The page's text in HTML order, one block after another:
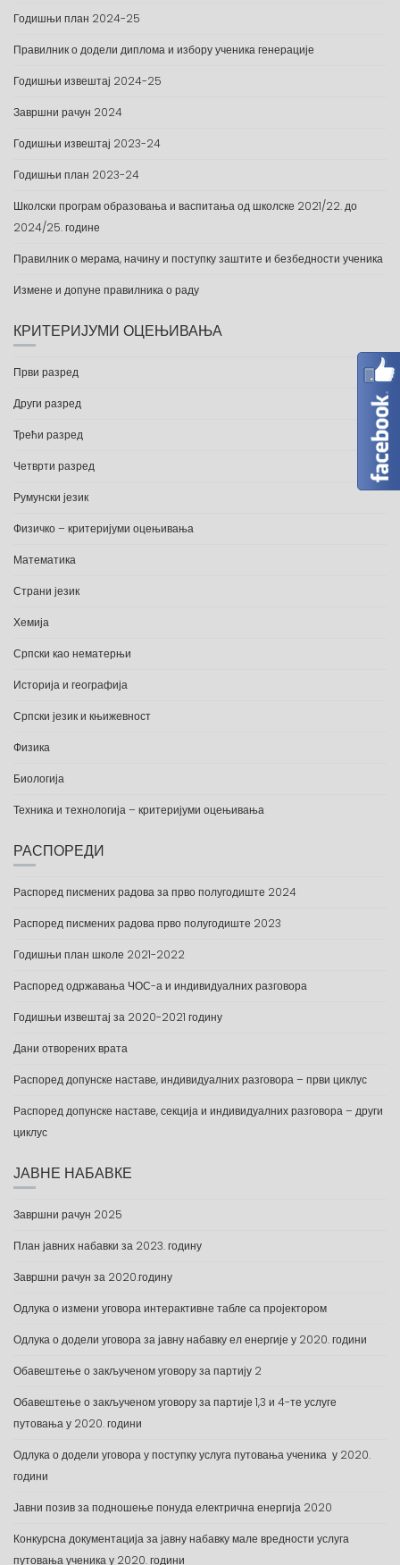
Годишњи план 2024-25
Правилник о додели диплома и избору ученика генерације
Годишњи извештај 2024-25
Завршни рачун 2024
Годишњи извештај 2023-24
Годишњи план 2023-24
Школски програм образовања и васпитања од школске 2021/22. до
2024/25. године
Правилник о мерама, начину и поступку заштите и безбедности ученика
Измене и допуне правилника о раду
КРИТЕРИЈУМИ ОЦЕЊИВАЊА
Први разред
Други разред
Трећи разред
Четврти разред
Румунски језик
Физичко – критеријуми оцењивања
Математика
Страни језик
Хемија
Српски као нематерњи
Историја и географија
Српски језик и књижевност
Физика
Биологија
Техника и технологија – критеријуми оцењивања
РАСПОРЕДИ
Распоред писмених радова за прво полугодиште 2024
Распоред писмених радова прво полугодиште 2023
Годишњи план школе 2021-2022
Распоред одржавања ЧОС-а и индивидуалних разговора
Годишњи извештај за 2020-2021 годину
Дани отворених врата
Распоред допунске наставе, индивидуалних разговора – први циклус
Распоред допунске наставе, секција и индивидуалних разговора – други
циклус
ЈАВНЕ НАБАВКЕ
Завршни рачун 2025
План јавних набавки за 2023. годину
Завршни рачун за 2020.годину
Одлука о измени уговора интерактивне табле са пројектором
Одлука о додели уговора за јавну набавку ел енергије у 2020. години
Обавештење о закљученом уговору за партију 2
Обавештење о закљученом уговору за партије 1,3 и 4-те услуге
путовања у 2020. години
Одлука о додели уговора у поступку услуга путовања ученика у 2020.
години
Јавни позив за подношење понуда електрична енергија 2020
Конкурсна документација за јавну набавку мале вредности услуга
путовања ученика у 2020. години